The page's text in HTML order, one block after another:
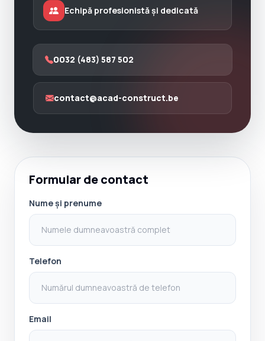
Echipă profesionistă și dedicată
0032 (483) 587 502
contact@acad-construct.be
Nume și prenume
Telefon
Email
Formular de contact